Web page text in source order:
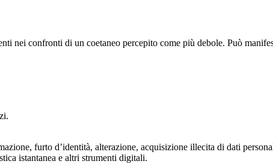
nei confronti di un coetaneo percepito come più debole. Può
furto d’identità, alterazione, acquisizione illecita di dati
istantanea e altri strumenti digitali.